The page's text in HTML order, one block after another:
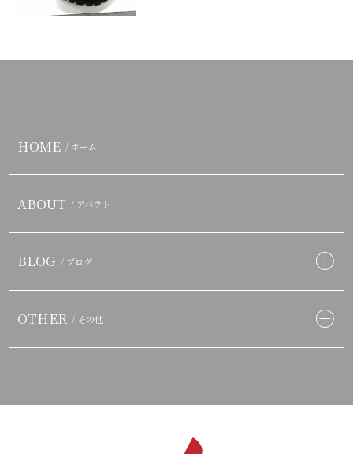
HOME / ホーム
ABOUT / アバウト
BLOG / ブログ
OTHER / その他